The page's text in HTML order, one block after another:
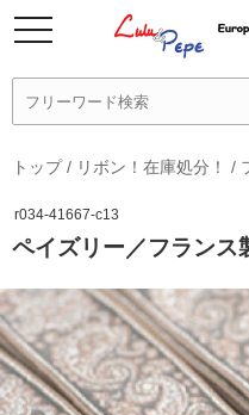
トップ/ リボン！在庫処分！ /
r034-41667-c13
ペイズリー／フランス